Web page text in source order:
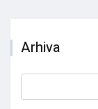
Arhiva